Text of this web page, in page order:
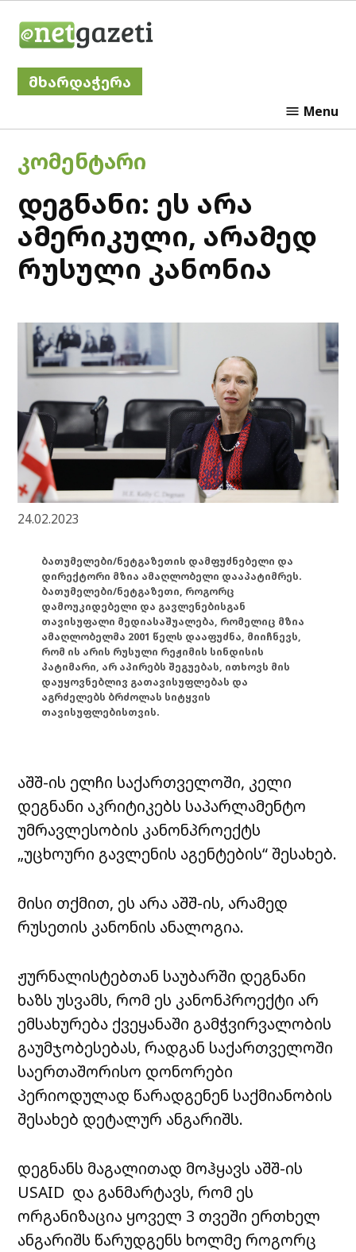
მხარდაჭერა
Menu
POSTED
ᲙᲝᲛᲔᲜᲢᲐᲠᲘ
დეგნანი: ეს არა
ამერიკული, არამედ
რუსული კანონია
24.02.2023
ბათუმელები/ნეტგაზეთის დამფუძნებელი და
დირექტორი მზია ამაღლობელი დააპატიმრეს.
ბათუმელები/ნეტგაზეთი, როგორც
დამოუკიდებელი და გავლენებისგან
თავისუფალი მედიასაშუალება, რომელიც მზია
ამაღლობელმა 2001 წელს დააფუძნა, მიიჩნევს,
რომ ის არის რუსული რეჟიმის სინდისის
პატიმარი, არ აპირებს შეგუებას, ითხოვს მის
დაუყოვნებლივ გათავისუფლებას და
აგრძელებს ბრძოლას სიტყვის
თავისუფლებისთვის.
აშშ-ის ელჩი საქართველოში, კელი
დეგნანი აკრიტიკებს საპარლამენტო
უმრავლესობის კანონპროექტს
„უცხოური გავლენის აგენტების“ შესახებ.
მისი თქმით, ეს არა აშშ-ის, არამედ
რუსეთის კანონის ანალოგია.
ჟურნალისტებთან საუბარში დეგნანი
ხაზს უსვამს, რომ ეს კანონპროექტი არ
ემსახურება ქვეყანაში გამჭვირვალობის
გაუმჯობესებას, რადგან საქართველოში
საერთაშორისო დონორები
პერიოდულად წარადგენენ საქმიანობის
შესახებ დეტალურ ანგარიშს.
დეგნანს მაგალითად მოჰყავს აშშ-ის
USAID და განმარტავს, რომ ეს
ორგანიზაცია ყოველ 3 თვეში ერთხელ
ანგარიშს წარუდგენს ხოლმე როგორც